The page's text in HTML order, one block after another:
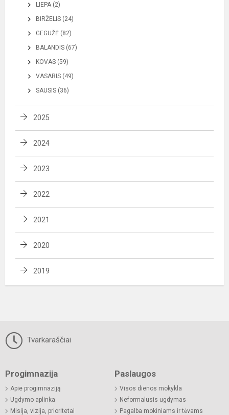
LIEPA (2)
BIRŽELIS (24)
GEGUŽĖ (82)
BALANDIS (67)
KOVAS (59)
VASARIS (49)
SAUSIS (36)
2025
2024
2023
2022
2021
2020
2019
Tvarkaraščiai
Progimnazija
Apie progimnaziją
Ugdymo aplinka
Misija, vizija, prioritetai
Paslaugos
Visos dienos mokykla
Neformalusis ugdymas
Pagalba mokiniams ir tėvams